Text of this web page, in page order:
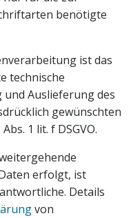
benötigte
ist das
technische
Auslieferung des
gewünschten
1 lit. f DSGVO.
erfolgt, ist
Details
von